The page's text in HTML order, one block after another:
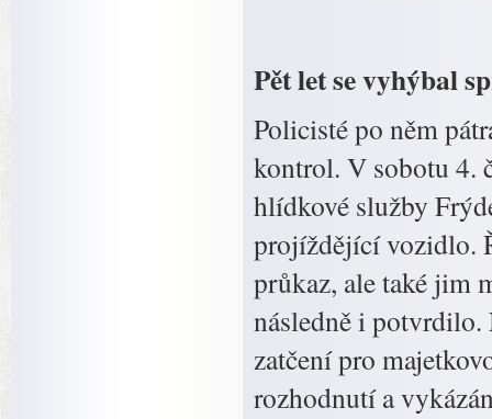
Pět let se vyhýbal
Policisté po něm
kontrol. V sobotu 4.
hlídkové služby
projíždějící vozidlo.
průkaz, ale také jim
následně i potvrdilo.
zatčení pro
rozhodnutí a